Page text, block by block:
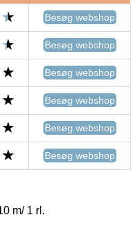
Besøg webshop
Besøg webshop
Besøg webshop
Besøg webshop
Besøg webshop
Besøg webshop
m/ 1 rl.